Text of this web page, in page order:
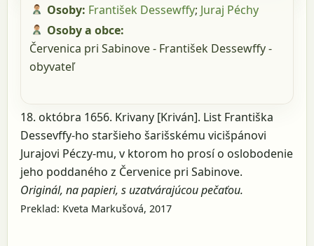
Osoby: František Dessewffy; Juraj Péchy
Osoby a obce:
Červenica pri Sabinove - František Dessewffy -
obyvateľ
18. októbra 1656. Krivany [Kriván]. List Františka
Dessevffy-ho staršieho šarišskému vicišpánovi
Jurajovi Péczy-mu, v ktorom ho prosí o oslobodenie
jeho poddaného z Červenice pri Sabinove.
Originál, na papieri, s uzatvárajúcou pečaťou.
Preklad: Kveta Markušová, 2017